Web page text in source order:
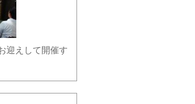
迎えして開催す